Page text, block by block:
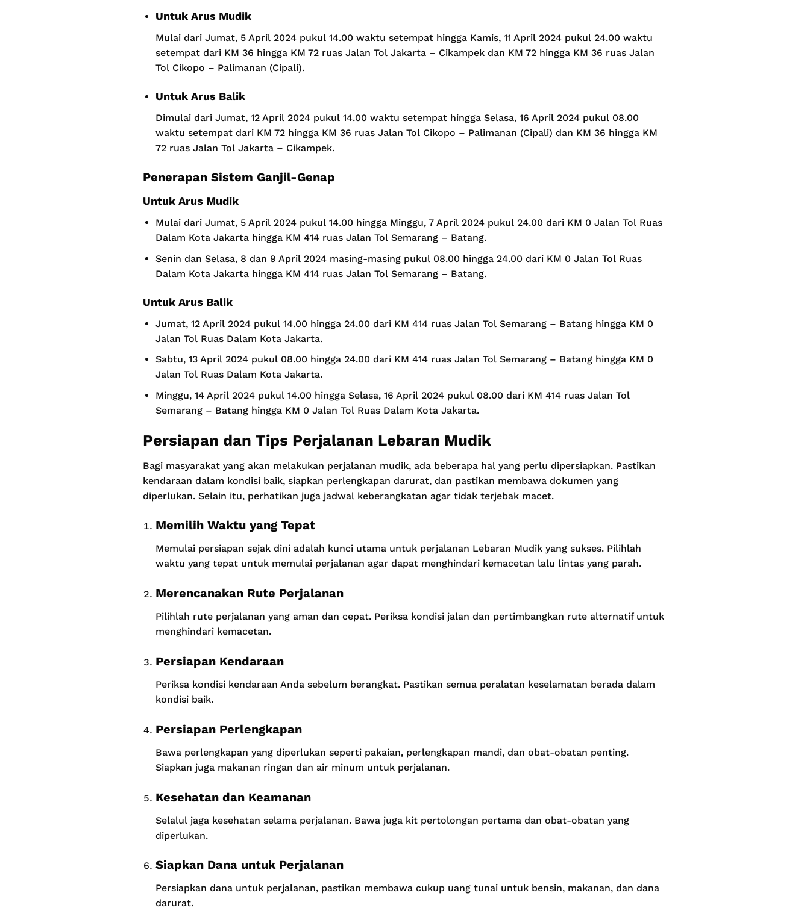
Untuk Arus Mudik
Mulai dari Jumat, 5 April 2024 pukul 14.00 waktu setempat hingga Kamis, 11 April 2024 pukul 24.00 waktu
setempat dari KM 36 hingga KM 72 ruas Jalan Tol Jakarta – Cikampek dan KM 72 hingga KM 36 ruas Jalan
Tol Cikopo – Palimanan (Cipali).
Untuk Arus Balik
Dimulai dari Jumat, 12 April 2024 pukul 14.00 waktu setempat hingga Selasa, 16 April 2024 pukul 08.00
waktu setempat dari KM 72 hingga KM 36 ruas Jalan Tol Cikopo – Palimanan (Cipali) dan KM 36 hingga KM
72 ruas Jalan Tol Jakarta – Cikampek.
Penerapan Sistem Ganjil-Genap
Untuk Arus Mudik
Mulai dari Jumat, 5 April 2024 pukul 14.00 hingga Minggu, 7 April 2024 pukul 24.00 dari KM 0 Jalan Tol Ruas
Dalam Kota Jakarta hingga KM 414 ruas Jalan Tol Semarang – Batang.
Senin dan Selasa, 8 dan 9 April 2024 masing-masing pukul 08.00 hingga 24.00 dari KM 0 Jalan Tol Ruas
Dalam Kota Jakarta hingga KM 414 ruas Jalan Tol Semarang – Batang.
Untuk Arus Balik
Jumat, 12 April 2024 pukul 14.00 hingga 24.00 dari KM 414 ruas Jalan Tol Semarang – Batang hingga KM 0
Jalan Tol Ruas Dalam Kota Jakarta.
Sabtu, 13 April 2024 pukul 08.00 hingga 24.00 dari KM 414 ruas Jalan Tol Semarang – Batang hingga KM 0
Jalan Tol Ruas Dalam Kota Jakarta.
Minggu, 14 April 2024 pukul 14.00 hingga Selasa, 16 April 2024 pukul 08.00 dari KM 414 ruas Jalan Tol
Semarang – Batang hingga KM 0 Jalan Tol Ruas Dalam Kota Jakarta.
Persiapan dan Tips Perjalanan Lebaran Mudik
Bagi masyarakat yang akan melakukan perjalanan mudik, ada beberapa hal yang perlu dipersiapkan. Pastikan
kendaraan dalam kondisi baik, siapkan perlengkapan darurat, dan pastikan membawa dokumen yang
diperlukan. Selain itu, perhatikan juga jadwal keberangkatan agar tidak terjebak macet.
Memilih Waktu yang Tepat
Memulai persiapan sejak dini adalah kunci utama untuk perjalanan Lebaran Mudik yang sukses. Pilihlah
waktu yang tepat untuk memulai perjalanan agar dapat menghindari kemacetan lalu lintas yang parah.
Merencanakan Rute Perjalanan
Pilihlah rute perjalanan yang aman dan cepat. Periksa kondisi jalan dan pertimbangkan rute alternatif untuk
menghindari kemacetan.
Persiapan Kendaraan
Periksa kondisi kendaraan Anda sebelum berangkat. Pastikan semua peralatan keselamatan berada dalam
kondisi baik.
Persiapan Perlengkapan
Bawa perlengkapan yang diperlukan seperti pakaian, perlengkapan mandi, dan obat-obatan penting.
Siapkan juga makanan ringan dan air minum untuk perjalanan.
Kesehatan dan Keamanan
Selalul jaga kesehatan selama perjalanan. Bawa juga kit pertolongan pertama dan obat-obatan yang
diperlukan.
Siapkan Dana untuk Perjalanan
Persiapkan dana untuk perjalanan, pastikan membawa cukup uang tunai untuk bensin, makanan, dan dana
darurat.